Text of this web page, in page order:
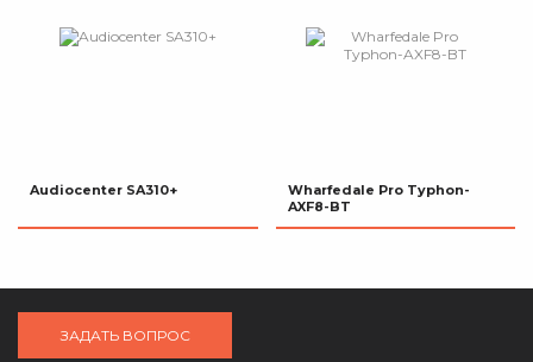
Audiocenter SA310+
Wharfedale Pro Typhon-
AXF8-BT
ЗАДАТЬ ВОПРОС